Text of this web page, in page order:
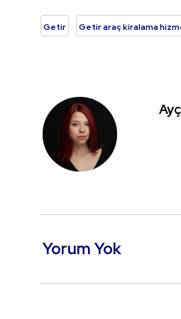
Getir Getir araç kiralama
Yorum Yok